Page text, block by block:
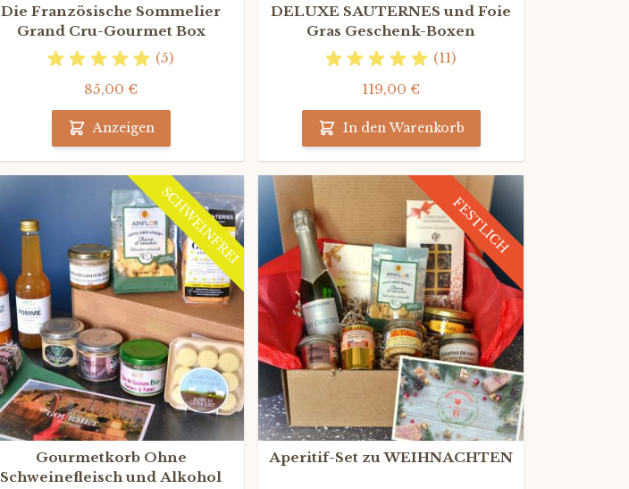
Die Französische Sommelier
Grand Cru-Gourmet Box
(5)
85,00 €
Anzeigen
DELUXE SAUTERNES und Foie
Gras Geschenk-Boxen
(11)
119,00 €
In den Warenkorb
SCHWEINFREI
Gourmetkorb Ohne
Schweinefleisch und Alkohol
FESTLICH
Aperitif-Set zu WEIHNACHTEN